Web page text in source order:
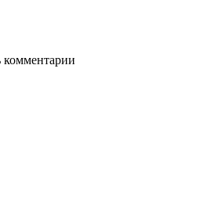
комментарии